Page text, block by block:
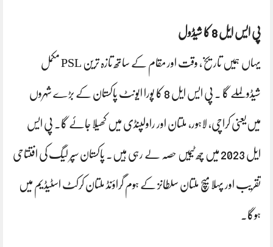
پی ایس ایل 8 کا شیڈول
یہاں ہمیں تاریخ، وقت اور مقام کے ساتھ تازہ ترین PSL مکمل
شیڈولملے گا ۔ پی ایس ایل 8 کا پورا ایونٹ پاکستان کے بڑے شہروں
میں‌یعنی کراچی، لاہور، ملتان اور راولپنڈی میں کھیلا جائے گا۔ پی ایس
ایل 2023 میں چھ ٹیمیں حصہ لے رہی ہیں۔ پاکستان سپر لیگ کی افتتاحی
تقریب اور پہلا میچ ملتان سلطانز کے ہوم گراؤنڈ ملتان کرکٹ اسٹیڈیم میں
ہوگا۔